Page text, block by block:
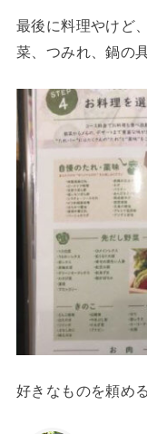
最後に料理やけど
菜、つみれ、鍋の
好きなものを頼め